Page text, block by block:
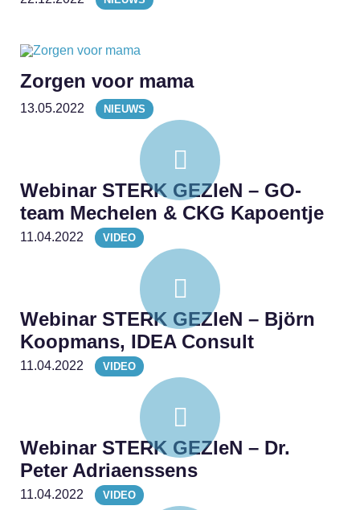
Zorgen voor mama
13.05.2022 NIEUWS
Webinar STERK GEZIeN – GO-
team Mechelen & CKG Kapoentje
11.04.2022 VIDEO
Webinar STERK GEZIeN – Björn
Koopmans, IDEA Consult
11.04.2022 VIDEO
Webinar STERK GEZIeN – Dr.
Peter Adriaenssens
11.04.2022 VIDEO